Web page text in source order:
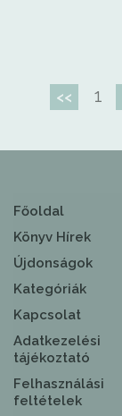
<< 1
Főoldal
Könyv Hírek
Újdonságok
Kategóriák
Kapcsolat
Adatkezelési
tájékoztató
Felhasználási
feltételek